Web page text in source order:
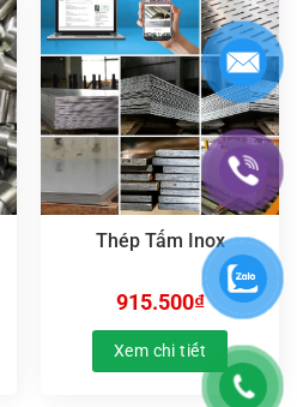
Thép Tấm Inox
915.500₫
Xem chi tiết